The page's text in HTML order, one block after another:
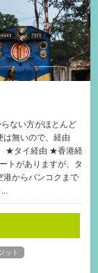
ない方がほとんど
は無いので、経由
★タイ経由 ★香港経
トがありますが、タ
港からバンコクまで
ット